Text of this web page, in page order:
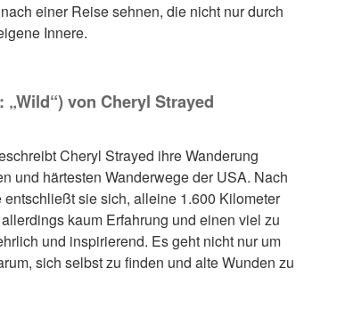
einer Reise sehnen, die nicht nur durch
Innere.
von Cheryl Strayed
Cheryl Strayed ihre Wanderung
und härtesten Wanderwege der USA. Nach
sie sich, alleine 1.600 Kilometer
kaum Erfahrung und einen viel zu
und inspirierend. Es geht nicht nur um
sich selbst zu finden und alte Wunden zu